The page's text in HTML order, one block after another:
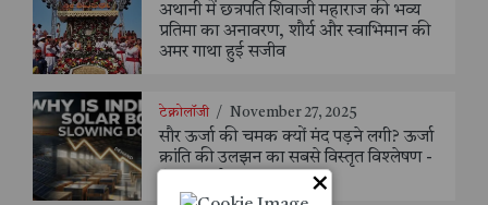
अथानी में छत्रपति शिवाजी महाराज की भव्य
प्रतिमा का अनावरण, शौर्य और स्वाभिमान की
अमर गाथा हुई सजीव
टेक्नोलॉजी / November 27, 2025
सौर ऊर्जा की चमक क्यों मंद पड़ने लगी? ऊर्जा
क्रांति की उलझन का सबसे विस्तृत विश्लेषण -
×